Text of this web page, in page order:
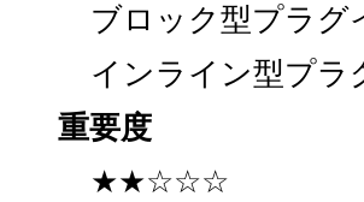
ブロック型プラグ
インライン型プラ
重要度
★★☆☆☆